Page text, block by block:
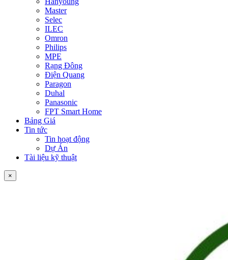
Master
Selec
ILEC
Omron
Philips
MPE
Rạng Đông
Điện Quang
Paragon
Duhal
Panasonic
FPT Smart Home
Bảng Giá
Tin tức
Tin hoạt động
Dự Án
Tài liệu kỹ thuật
×